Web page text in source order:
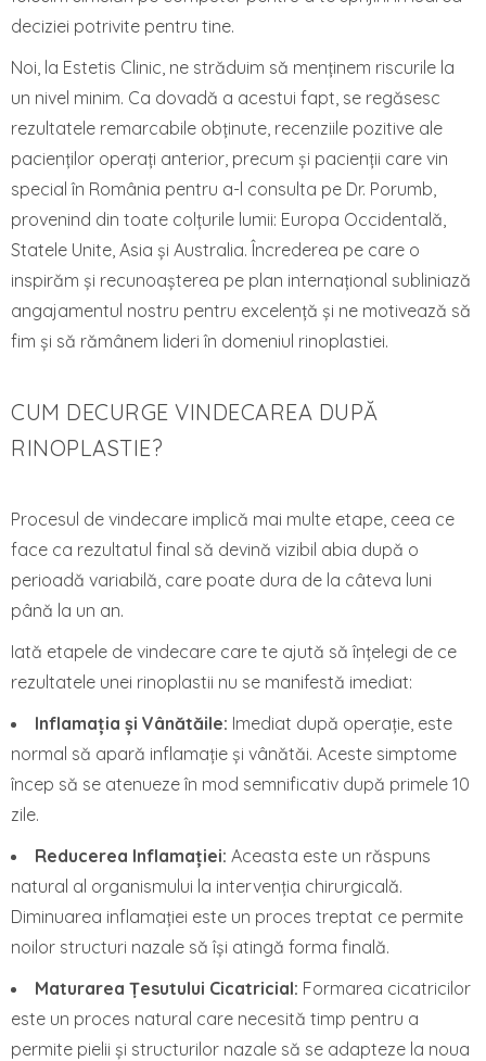
deciziei potrivite pentru tine.
Noi, la Estetis Clinic, ne străduim să menținem riscurile la
un nivel minim. Ca dovadă a acestui fapt, se regăsesc
rezultatele remarcabile obținute, recenziile pozitive ale
pacienților operați anterior, precum și pacienții care vin
special în România pentru a-l consulta pe Dr. Porumb,
provenind din toate colțurile lumii: Europa Occidentală,
Statele Unite, Asia și Australia. Încrederea pe care o
inspirăm și recunoașterea pe plan internațional subliniază
angajamentul nostru pentru excelență și ne motivează să
fim și să rămânem lideri în domeniul rinoplastiei.
CUM DECURGE VINDECAREA DUPĂ
RINOPLASTIE?
Procesul de vindecare implică mai multe etape, ceea ce
face ca rezultatul final să devină vizibil abia după o
perioadă variabilă, care poate dura de la câteva luni
până la un an.
Iată etapele de vindecare care te ajută să înțelegi de ce
rezultatele unei rinoplastii nu se manifestă imediat:
Inflamația și Vânătăile: Imediat după operație, este
normal să apară inflamație și vânătăi. Aceste simptome
încep să se atenueze în mod semnificativ după primele 10
zile.
Reducerea Inflamației: Aceasta este un răspuns
natural al organismului la intervenția chirurgicală.
Diminuarea inflamației este un proces treptat ce permite
noilor structuri nazale să își atingă forma finală.
Maturarea Țesutului Cicatricial: Formarea cicatricilor
este un proces natural care necesită timp pentru a
permite pielii și structurilor nazale să se adapteze la noua